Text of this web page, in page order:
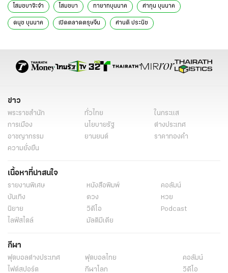
โสมชบาจ๊ะจ๋า โสมชบา ทายาทบุนนาค ศากุน บุนนาค
ดนุช บุนนาค เปิดตลาดตรุษจีน ศานติ ประนิช
ข่าว
พระราชสำนัก ทั่วไทย
ในกระแส
การเมือง
นโยบายรัฐ
ต่างประเทศ
อาชญากรรม
ยานยนต์
ราคาทองคำ
ความยั่งยืน
เนื้อหาที่น่าสนใจ
รายงานพิเศษ หนังสือพิมพ์
คอลัมน์
บันเทิง
ดวง
หวย
นิยาย
วิดีโอ
Podcast
ไลฟ์สไตล์
มัลติมีเดีย
กีฬา
ฟุตบอลต่่างประเทศ ฟุตบอลไทย
คอลัมน์
ไฟต์สปอร์ต
กีฬาโลก
วิดีโอ